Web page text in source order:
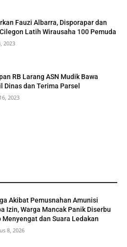
Fauzi Albarra, Disporapar dan
Latih Wirausaha 100 Pemuda
2023
RB Larang ASN Mudik Bawa
Dinas dan Terima Parsel
2023
Akibat Pemusnahan Amunisi
Izin, Warga Mancak Panik Diserbu
Menyengat dan Suara Ledakan
8, 2026